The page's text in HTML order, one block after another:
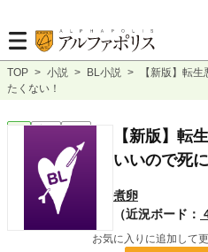
TOP > 小説 > BL小説 >
【新版】転
たくない！
BL 完結 長編
【新版】転
いいので死
煮卵
（近況ボード：
お気に入りに追加して